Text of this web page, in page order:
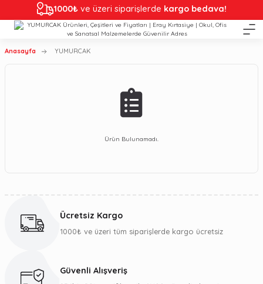
1000₺ ve üzeri siparişlerde kargo bedava!
Anasayfa YUMURCAK
Ürün Bulunamadı.
Ücretsiz Kargo
1000₺ ve üzeri tüm siparişlerde kargo ücretsiz
Güvenli Alışveriş